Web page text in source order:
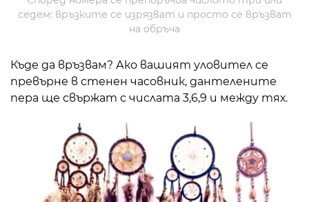
седем: връзките се изрязват и просто се връзват
на обръча
Къде да връзвам? Ако вашият уловител се
превърне в стенен часовник, дантелените
пера ще свържат с числата 3,6,9 и между тях.